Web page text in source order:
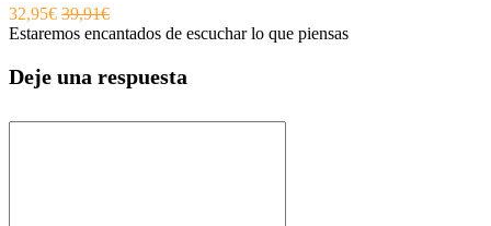
32,95€ 39,91€
Estaremos encantados de escuchar lo que piensas
Deje una respuesta